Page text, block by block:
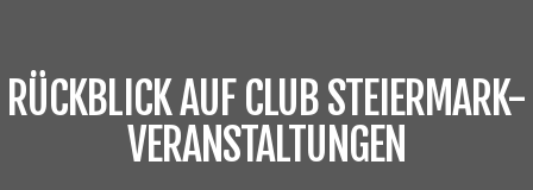
RÜCKBLICK AUF CLUB STEIERMARK-
VERANSTALTUNGEN